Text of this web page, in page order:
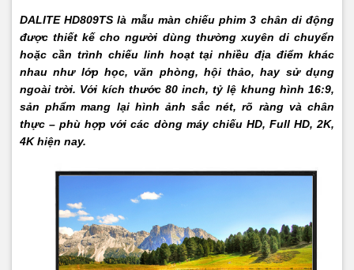
DALITE HD809TS là mẫu màn chiếu phim 3 chân di động
được thiết kế cho người dùng thường xuyên di chuyển
hoặc cần trình chiếu linh hoạt tại nhiều địa điểm khác
nhau như lớp học, văn phòng, hội thảo, hay sử dụng
ngoài trời. Với kích thước 80 inch, tỷ lệ khung hình 16:9,
sản phẩm mang lại hình ảnh sắc nét, rõ ràng và chân
thực – phù hợp với các dòng máy chiếu HD, Full HD, 2K,
4K hiện nay.